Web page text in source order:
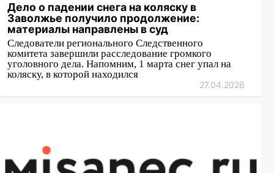
Дело о падении снега на коляску в
Заволжье получило продолжение:
материалы направлены в суд
Следователи регионального Следственного
комитета завершили расследование громкого
уголовного дела. Напомним, 1 марта снег упал на
коляску, в которой находился
27.04.2026